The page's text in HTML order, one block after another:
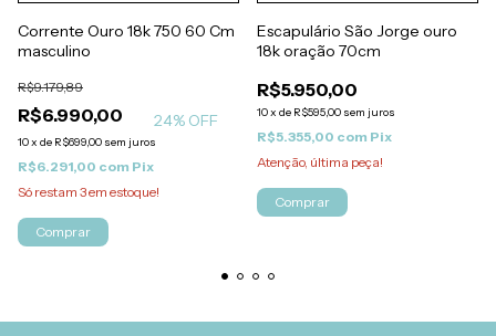
Corrente Ouro 18k 750 60 Cm
masculino
R$6.990,00
R$9.179,89
24% OFF
10x de R$699,00 sem juros
R$6.291,00 com Pix
Só restam 3em estoque!
Comprar
Escapulário São Jorge ouro
18k oração 70cm
R$5.950,00
10x de R$595,00 sem juros
R$5.355,00 com Pix
Atenção, última peça!
Comprar